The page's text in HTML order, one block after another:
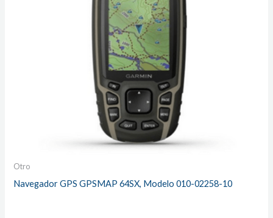
Otro
Navegador GPS GPSMAP 64SX, Modelo 010-02258-10